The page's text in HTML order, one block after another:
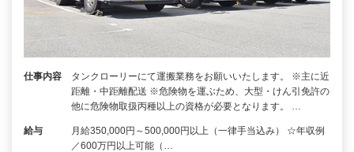
仕事内容
タンクローリーにて運搬業務をお願いいたします。 ※主に近
距離・中距離配送 ※危険物を運ぶため、大型・けん引免許の
他に危険物取扱丙種以上の資格が必要となります。 …
給与
月給350,000円～500,000円以上（一律手当込み） ☆年収例
／600万円以上可能（…